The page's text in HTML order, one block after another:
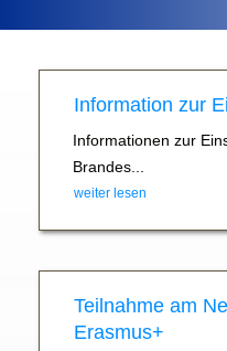
Information zur
Informationen zur
Brandes...
weiter lesen
Teilnahme am
Erasmus+